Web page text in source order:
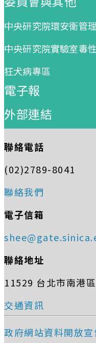
中央研究院環安衛管
中央研究院實驗室毒
狂犬病專區
電子報
外部連結
聯絡電話
(02)2789-8041
聯絡我們
電子信箱
聯絡地址
11529 台北市南港
交通資訊
政府網站資料開放宣